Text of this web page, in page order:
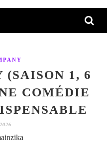
(SAISON 1, 6
COMÉDIE